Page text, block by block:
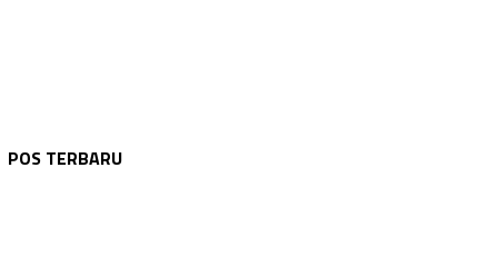
POS TERBARU